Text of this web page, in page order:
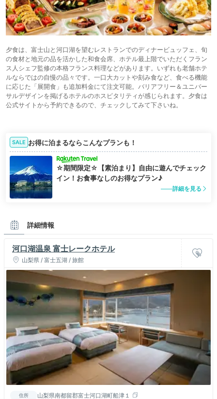
夕食は、富士山と河口湖を望むレストランでのディナービュッフェ、旬
の食材と地元の品を活かした和食会席、ホテル最上階でいただくフラン
ス人シェフ監修の本格フランス料理などがあります。いずれも老舗ホテ
ルならではの自慢の品々です。一口大カットや刻み食など、食べる機能
に応じた「展開食」も追加料金にて注文可能。バリアフリー＆ユニバー
サルデザインを掲げるホテルのホスピタリティが感じられます。夕食は
公式サイトから予約できるので、チェックしてみて下さいね。
SALE お得に泊まるならこんなプランも！
☆期間限定☆【素泊まり】自由に遊んでチェック
イン！お食事なしのお得なプラン♪
詳細を見る
詳細情報
河口湖温泉 富士レークホテル
山梨県 / 富士五湖 / 旅館
住所 山梨県南都留郡富士河口湖町船津１